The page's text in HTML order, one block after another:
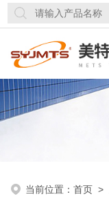
当前位置：首页 >